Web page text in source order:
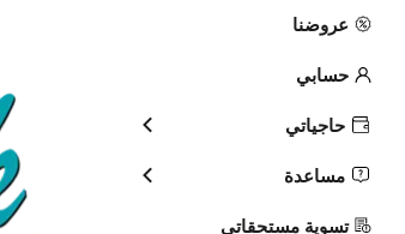
عروضنا
حسابي
حاجياتي
مساعدة
تسوية مستحقاتي